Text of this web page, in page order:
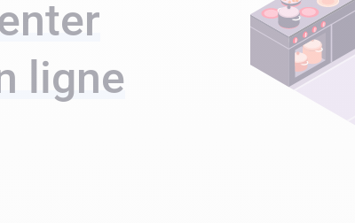
ligne